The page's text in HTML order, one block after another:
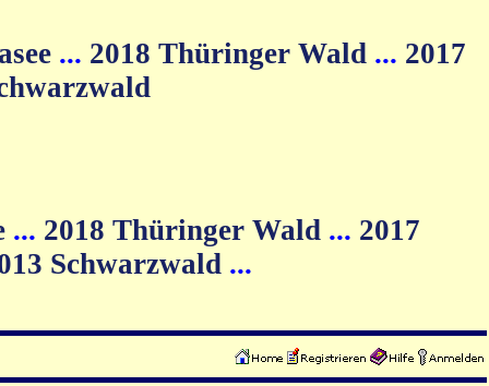
... 2018 Thüringer Wald ... 2017
... 2018 Thüringer Wald ... 2017
Schwarzwald ...